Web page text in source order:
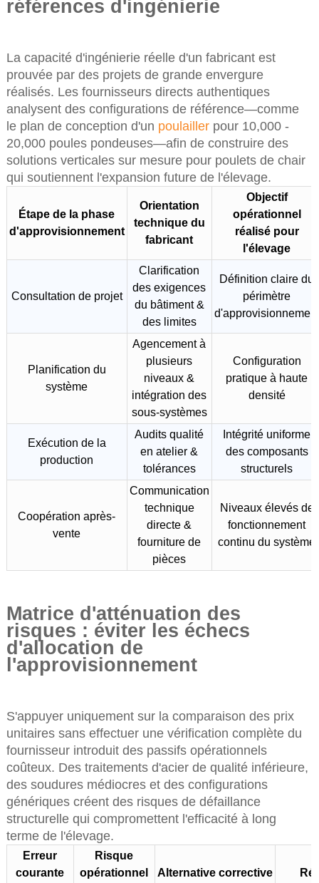
références d'ingénierie
La capacité d'ingénierie réelle d'un fabricant est
prouvée par des projets de grande envergure
réalisés. Les fournisseurs directs authentiques
analysent des configurations de référence—comme
le plan de conception d'un poulaillerpour 10,000 -
20,000 poules pondeuses—afin de construire des
solutions verticales sur mesure pour poulets de chair
qui soutiennent l'expansion future de l'élevage.
Étape de la phase
d'approvisionnement
Orientation
technique du
fabricant
Objectif
opérationnel
réalisé pour
l'élevage
Consultation de projet
Clarification
des exigences
du bâtiment &
des limites
Définition claire du
périmètre
d'approvisionnement
Planification du
système
Agencement à
plusieurs
niveaux &
intégration des
sous-systèmes
Configuration
pratique à haute
densité
Exécution de la
production
Audits qualité
en atelier &
tolérances
Intégrité uniforme
des composants
structurels
Coopération après-
vente
Communication
technique
directe &
fourniture de
pièces
Niveaux élevés de
fonctionnement
continu du système
Matrice d'atténuation des
risques : éviter les échecs
d'allocation de
l'approvisionnement
S'appuyer uniquement sur la comparaison des prix
unitaires sans effectuer une vérification complète du
fournisseur introduit des passifs opérationnels
coûteux. Des traitements d'acier de qualité inférieure,
des soudures médiocres et des configurations
génériques créent des risques de défaillance
structurelle qui compromettent l'efficacité à long
terme de l'élevage.
Erreur
courante
Risque
opérationnel
Alternative corrective